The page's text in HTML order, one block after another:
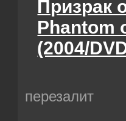
Призрак
Phantom
(2004/
перезалит